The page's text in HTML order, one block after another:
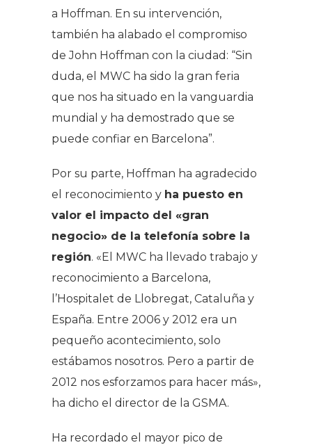
a Hoffman. En su intervención,
también ha alabado el compromiso
de John Hoffman con la ciudad: “Sin
duda, el MWC ha sido la gran feria
que nos ha situado en la vanguardia
mundial y ha demostrado que se
puede confiar en Barcelona”.
Por su parte, Hoffman ha agradecido
el reconocimiento y ha puesto en
valor el impacto del «gran
negocio» de la telefonía sobre la
región. «El MWC ha llevado trabajo y
reconocimiento a Barcelona,
l’Hospitalet de Llobregat, Cataluña y
España. Entre 2006 y 2012 era un
pequeño acontecimiento, solo
estábamos nosotros. Pero a partir de
2012 nos esforzamos para hacer más»,
ha dicho el director de la GSMA.
Ha recordado el mayor pico de